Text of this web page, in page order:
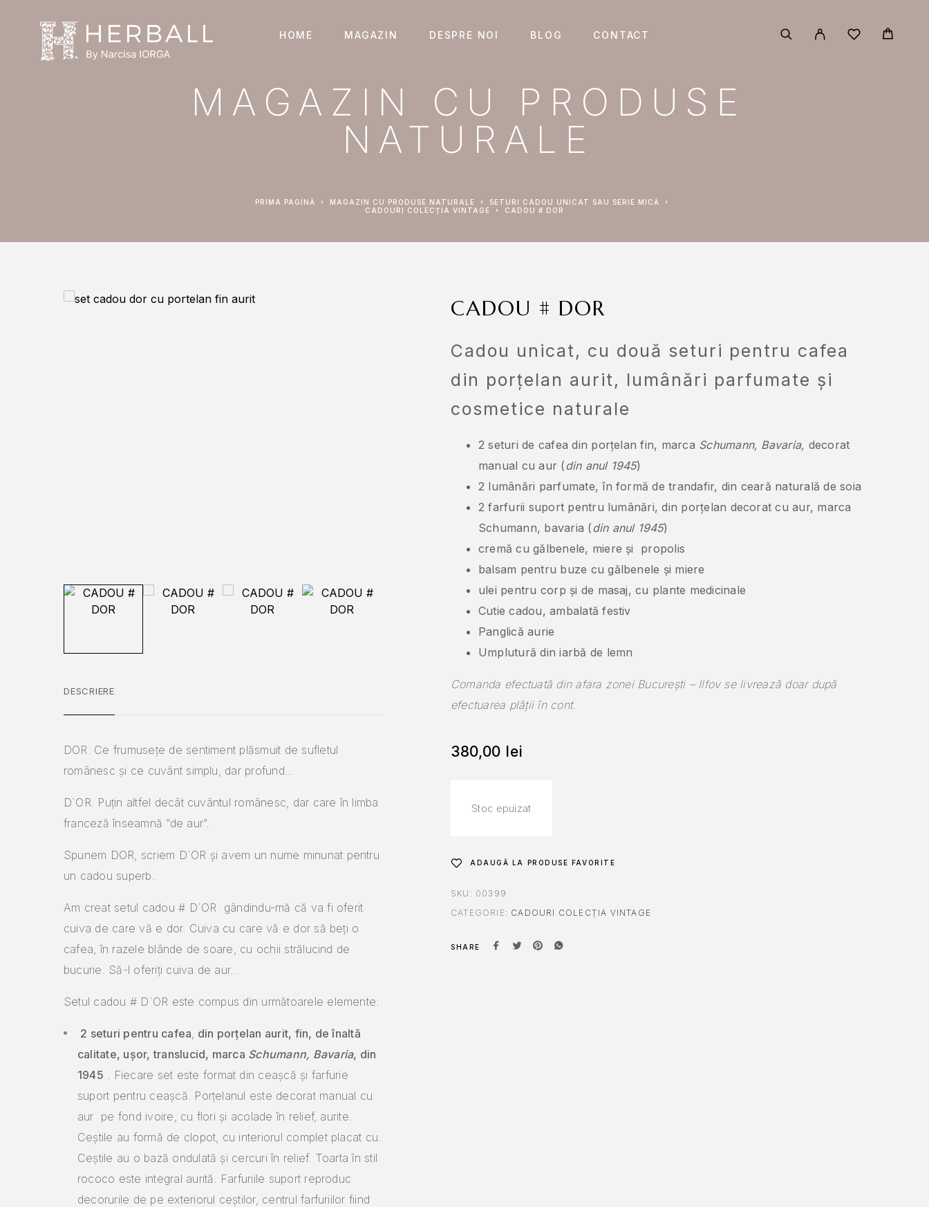
HOME MAGAZIN DESPRE NOI BLOG CONTACT
MAGAZIN CU PRODUSE
NATURALE
PRIMA PAGINĂ MAGAZIN CU PRODUSE NATURALE
SETURI CADOU UNICAT SAU SERIE MICĂ
CADOURI COLECȚIA VINTAGE
CADOU # DOR
DESCRIERE
DOR. Ce frumusețe de sentiment plăsmuit de sufletul
românesc și ce cuvânt simplu, dar profund…
D`OR. Puțin altfel decât cuvântul românesc, dar care în limba
franceză înseamnă ”de aur”.
Spunem DOR, scriem D`OR și avem un nume minunat pentru
un cadou superb.
Am creat setul cadou # D`OR gândindu-mă că va fi oferit
cuiva de care vă e dor. Cuiva cu care vă e dor să beți o
cafea, în razele blânde de soare, cu ochii strălucind de
bucurie. Să-l oferiți cuiva de aur…
Setul cadou # D`OR este compus din următoarele elemente:
2 seturi pentru cafea din porțelan aurit, fin, de înaltă
calitate, ușor, translucid, marca Schumann, Bavaria, din
1945
Fiecare set este format din ceașcă și farfurie
suport pentru ceașcă. Porțelanul este decorat manual cu
aur pe fond ivoire, cu flori și acolade în relief, aurite.
Ceștile au formă de clopot, cu interiorul complet placat cu.
Ceștile au o bază ondulată și cercuri în relief. Toarta în stil
rococo este integral aurită. Farfuriile suport reproduc
decorurile de pe exteriorul ceștilor, centrul farfuriilor fiind
CADOU # DOR
Cadou unicat, cu două seturi pentru cafea
din porțelan aurit, lumânări parfumate și
cosmetice naturale
2 seturi de cafea din porțelan fin, marca Schumann, Bavaria, decorat
manual cu aur (din anul 1945)
2 lumânări parfumate, în formă de trandafir, din ceară naturală de soia
2 farfurii suport pentru lumânări, din porțelan decorat cu aur, marca
Schumann, bavaria (din anul 1945)
cremă cu gălbenele, miere și propolis
balsam pentru buze cu gălbenele și miere
ulei pentru corp și de masaj, cu plante medicinale
Cutie cadou, ambalată festiv
Panglică aurie
Umplutură din iarbă de lemn
Comanda efectuată din afara zonei București – Ilfov se livrează doar după
efectuarea plății în cont.
380,00 lei
Stoc epuizat
ADAUGĂ LA PRODUSE FAVORITE
SKU: 00399
CATEGORIE: CADOURI COLECȚIA VINTAGE
SHARE